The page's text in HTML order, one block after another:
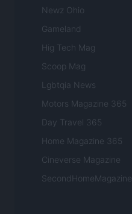
Newz Ohio
Gameland
Hig Tech Mag
Scoop Mag
Lgbtqia News
Motors Magazine 365
Day Travel 365
Home Magazine 365
Cineverse Magazine
SecondHomeMagazine